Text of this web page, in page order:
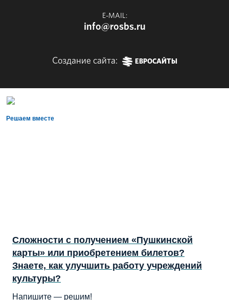
E-MAIL:
info@rosbs.ru
Создание сайта: ЕВРОСАЙТЫ
Решаем вместе
Сложности с получением «Пушкинской
карты» или приобретением билетов?
Знаете, как улучшить работу учреждений
культуры?
Напишите — решим!